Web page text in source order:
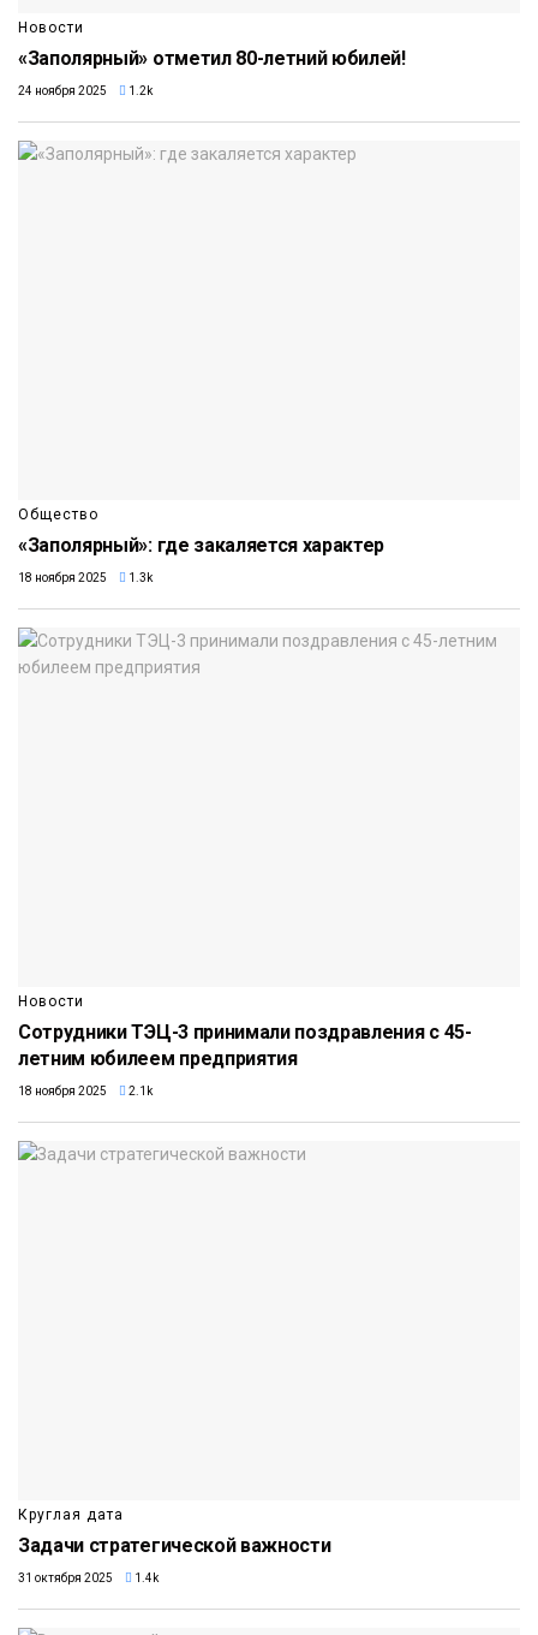
Новости
«Заполярный» отметил 80-летний юбилей!
24 ноября 2025 1.2k
Общество
«Заполярный»: где закаляется характер
18 ноября 2025 1.3k
Новости
Сотрудники ТЭЦ-3 принимали поздравления с 45-
летним юбилеем предприятия
18 ноября 2025 2.1k
Круглая дата
Задачи стратегической важности
31 октября 2025 1.4k